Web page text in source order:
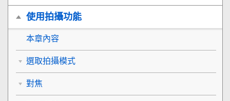
使用拍攝功能
本章內容
選取拍攝模式
對焦